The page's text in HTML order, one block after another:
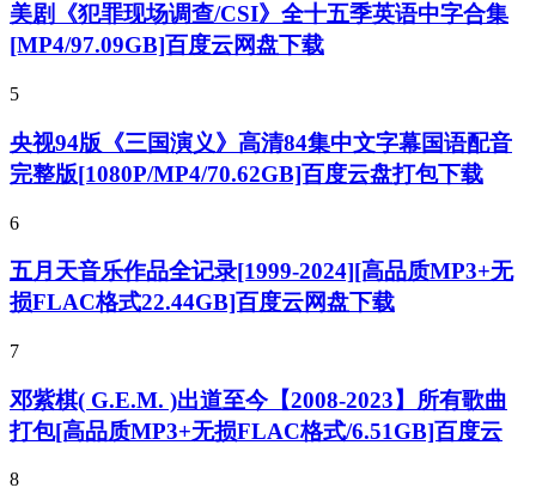
美剧《犯罪现场调查/CSI》全十五季英语中字合集
[MP4/97.09GB]百度云网盘下载
5
央视94版《三国演义》高清84集中文字幕国语配音
完整版[1080P/MP4/70.62GB]百度云盘打包下载
6
五月天音乐作品全记录[1999-2024][高品质MP3+无
损FLAC格式22.44GB]百度云网盘下载
7
邓紫棋( G.E.M. )出道至今【2008-2023】所有歌曲
打包[高品质MP3+无损FLAC格式/6.51GB]百度云
8